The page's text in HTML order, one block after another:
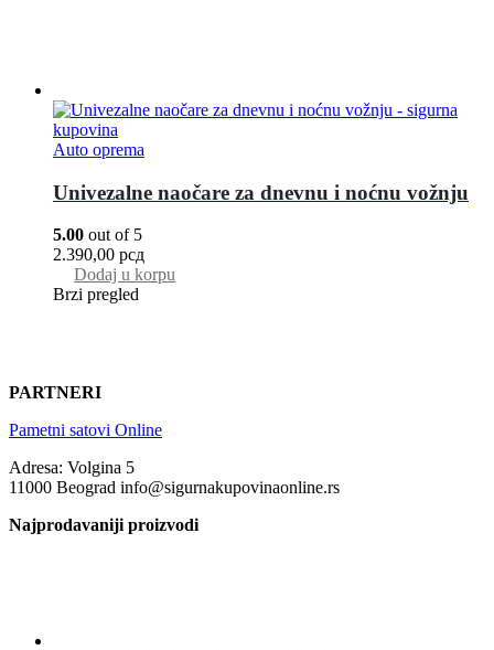
Auto oprema
Univezalne naočare za dnevnu i noćnu vožnju
5.00 out of 5
2.390,00 рсд
Dodaj u korpu
Brzi pregled
PARTNERI
Pametni satovi Online
Adresa: Volgina 5
11000 Beograd info@sigurnakupovinaonline.rs
Najprodavaniji proizvodi